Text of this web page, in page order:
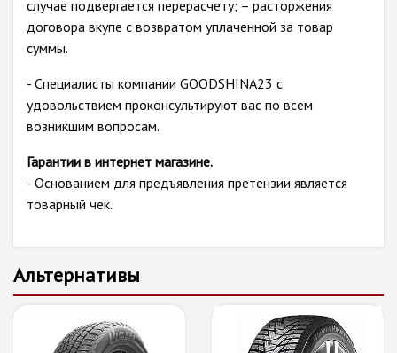
случае подвергается перерасчету; – расторжения
договора вкупе с возвратом уплаченной за товар
суммы.
- Специалисты компании GOODSHINA23 с
удовольствием проконсультируют вас по всем
возникшим вопросам.
Гарантии в интернет магазине.
- Основанием для предъявления претензии является
товарный чек.
Альтернативы